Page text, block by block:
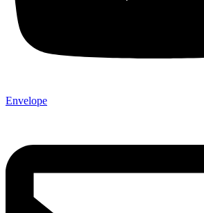
Envelope